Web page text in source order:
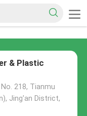
& Plastic
218, Tianmu
Jing'an District,